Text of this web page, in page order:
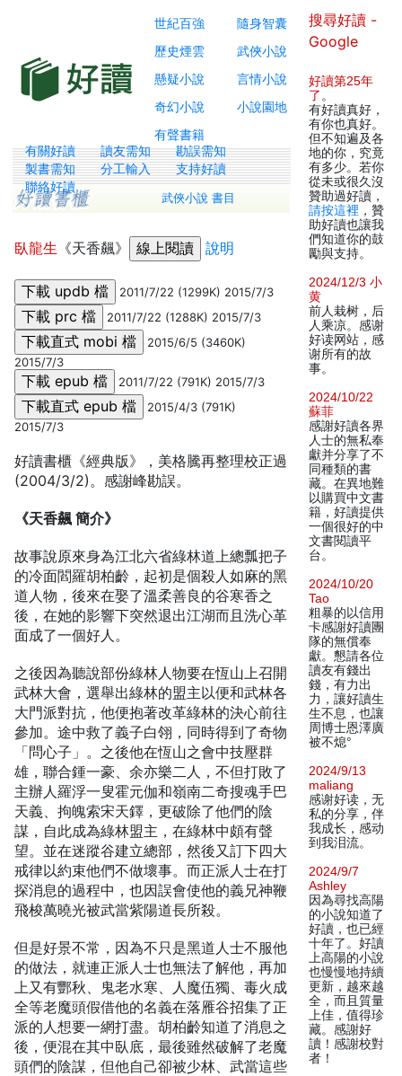
世紀百強
隨身智囊
歷史煙雲
武俠小說
懸疑小說
言情小說
奇幻小說
小說園地
有聲書籍
有關好讀 讀友需知
勘誤需知
製書需知
分工輸入
支持好讀
聯絡好讀
武俠小說 書目
臥龍生 《天香飆》 說明
2011/7/22 (1299K) 2015/7/3
2011/7/22 (1288K) 2015/7/3
2015/6/5 (3460K)
2015/7/3
2011/7/22 (791K) 2015/7/3
2015/4/3 (791K)
2015/7/3
好讀書櫃《經典版》，美格騰再整理校正過
(2004/3/2)。感謝峰勘誤。
《天香飆 簡介》
故事說原來身為江北六省綠林道上總瓢把子
的冷面閻羅胡柏齡，起初是個殺人如麻的黑
道人物，後來在娶了溫柔善良的谷寒香之
後，在她的影響下突然退出江湖而且洗心革
面成了一個好人。
之後因為聽說部份綠林人物要在恆山上召開
武林大會，選舉出綠林的盟主以便和武林各
大門派對抗，他便抱著改革綠林的決心前往
參加。途中救了義子白翎，同時得到了奇物
「問心子」。之後他在恆山之會中技壓群
雄，聯合鍾一豪、余亦樂二人，不但打敗了
主辦人羅浮一叟霍元伽和嶺南二奇搜魂手巴
天義、拘魄索宋天鐸，更破除了他們的陰
謀，自此成為綠林盟主，在綠林中頗有聲
望。並在迷蹤谷建立總部，然後又訂下四大
戒律以約束他們不做壞事。而正派人士在打
探消息的過程中，也因誤會使他的義兄神鞭
飛梭萬曉光被武當紫陽道長所殺。
但是好景不常，因為不只是黑道人士不服他
的做法，就連正派人士也無法了解他，再加
上又有酆秋、鬼老水寒、人魔伍獨、毒火成
全等老魔頭假借他的名義在落雁谷招集了正
派的人想要一網打盡。胡柏齡知道了消息之
後，便混在其中臥底，最後雖然破解了老魔
頭們的陰謀，但他自己卻被少林、武當這些
搜尋好讀 -
Google
好讀第25年
了 。
有好讀真好，
有你也真好。
但不知遍及各
地的你，究竟
有多少。若你
從未或很久沒
贊助過好讀，
請按這裡 ，贊
助好讀也讓我
們知道你的鼓
勵與支持。
2024/12/3 小
黄
前人栽树，后
人乘凉。感谢
好读网站，感
谢所有的故
事。
2024/10/22
蘇菲
感謝好讀各界
人士的無私奉
獻并分享了不
同種類的書
藏。在異地難
以購買中文書
籍，好讀提供
一個很好的中
文書閱讀平
台。
2024/10/20
Tao
粗暴的以信用
卡感謝好讀團
隊的無償奉
獻。懇請各位
讀友有錢出
錢，有力出
力，讓好讀生
生不息，也讓
周博士恩澤廣
被不熄°
2024/9/13
maliang
感谢好读，无
私的分享，伴
我成长，感动
到我泪流。
2024/9/7
Ashley
因為尋找高陽
的小說知道了
好讀，也已經
十年了。好讀
上高陽的小說
也慢慢地持續
更新，越來越
全，而且質量
上佳，值得珍
藏。感謝好
讀！感謝校對
者！